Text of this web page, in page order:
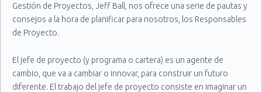
Gestión de Proyectos, Jeff Ball, nos ofrece una serie de pautas y
consejos a la hora de planificar para nosotros, los Responsables
de Proyecto.
El jefe de proyecto (y programa o cartera) es un agente de
cambio, que va a cambiar o innovar, para construir un futuro
diferente. El trabajo del jefe de proyecto consiste en imaginar un